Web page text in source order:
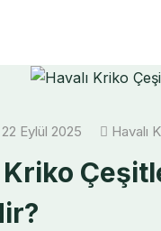
22 Eylül 2025 Havalı
Kriko